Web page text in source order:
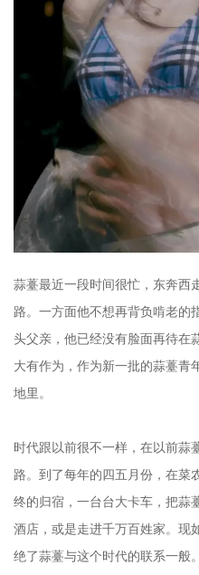
蒜薹最近一段时间很忙，东奔西
路。一方面他不想再背负啃老
头父亲，他已经没有脸面再待在
大有作为，作为新一批的蒜薹青
地里。
时代跟以前很不一样，在以前蒜
路。到了每年的四五月份，在菜
终的归宿，一台台大卡车，把蒜
酒店，或是走进千万百姓家。现
绝了蒜薹与这个时代的联系一般